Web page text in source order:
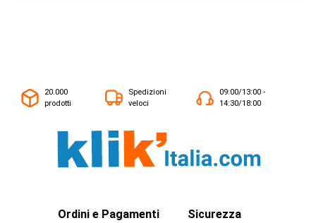
20.000
prodotti
Spedizioni
veloci
09:00/13:00 -
14:30/18:00
Ordini e Pagamenti
Sicurezza